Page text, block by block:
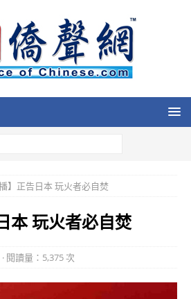
播】正告日本 玩火者必自焚
本 玩火者必自焚
閱讀量：5,375 次